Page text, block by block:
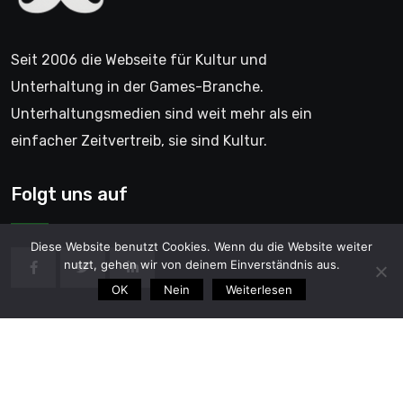
Seit 2006 die Webseite für Kultur und
Unterhaltung in der Games-Branche.
Unterhaltungsmedien sind weit mehr als ein
einfacher Zeitvertreib, sie sind Kultur.
Folgt uns auf
Diese Website benutzt Cookies. Wenn du die Website weiter
nutzt, gehen wir von deinem Einverständnis aus.
OK
Nein Weiterlesen